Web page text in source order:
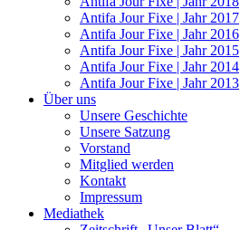
Antifa Jour Fixe | Jahr 2017
Antifa Jour Fixe | Jahr 2016
Antifa Jour Fixe | Jahr 2015
Antifa Jour Fixe | Jahr 2014
Antifa Jour Fixe | Jahr 2013
Über uns
Unsere Geschichte
Unsere Satzung
Vorstand
Mitglied werden
Kontakt
Impressum
Mediathek